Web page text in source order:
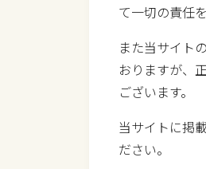
て一切の責任
また当サイト
おりますが、
ございます。
当サイトに掲
ださい。